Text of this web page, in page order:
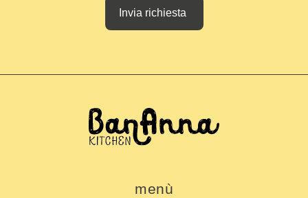
Invia richiesta
menù